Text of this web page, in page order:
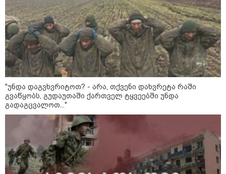
მსოფლიო
"უნდა დაგვხვრიტოთ? - არა, თქვენი დახვრეტა რაში
გვაწყობს, გუდაუთაში ქართველ ტყვეებში უნდა
გადაგცვალოთ..."